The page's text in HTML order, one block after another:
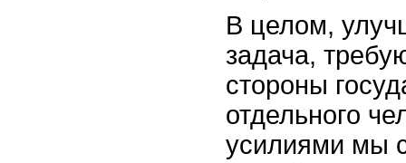
В целом,
задача,
стороны
отдельного
усилиями мы